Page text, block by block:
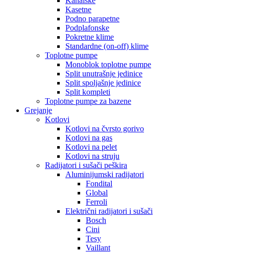
Kasetne
Podno parapetne
Podplafonske
Pokretne klime
Standardne (on-off) klime
Toplotne pumpe
Monoblok toplotne pumpe
Split unutrašnje jedinice
Split spoljašnje jedinice
Split kompleti
Toplotne pumpe za bazene
Grejanje
Kotlovi
Kotlovi na čvrsto gorivo
Kotlovi na gas
Kotlovi na pelet
Kotlovi na struju
Radijatori i sušači peškira
Aluminijumski radijatori
Fondital
Global
Ferroli
Električni radijatori i sušači
Bosch
Cini
Tesy
Vaillant